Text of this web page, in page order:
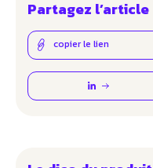
Partagez l’article
copier le lien